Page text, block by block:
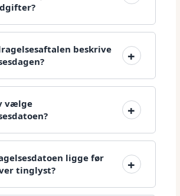
beskrive
vælge
ligge før
tinglyst?